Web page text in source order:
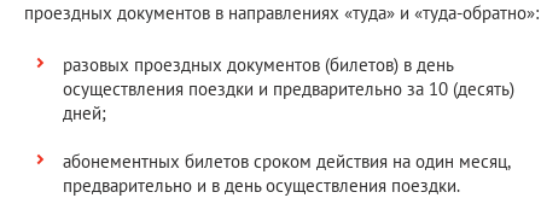
проездных документов в направлениях «туда» и «туда-обратно»:
разовых проездных документов (билетов) в день
осуществления поездки и предварительно за 10 (десять)
дней;
абонементных билетов сроком действия на один месяц,
предварительно и в день осуществления поездки.